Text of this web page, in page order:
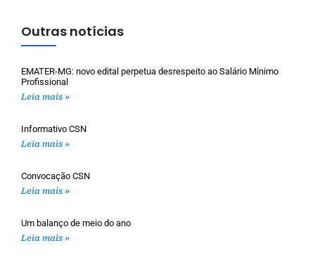
Outras notícias
EMATER-MG: novo edital perpetua desrespeito ao Salário Mínimo
Profissional
Leia mais »
Informativo CSN
Leia mais »
Convocação CSN
Leia mais »
Um balanço de meio do ano
Leia mais »